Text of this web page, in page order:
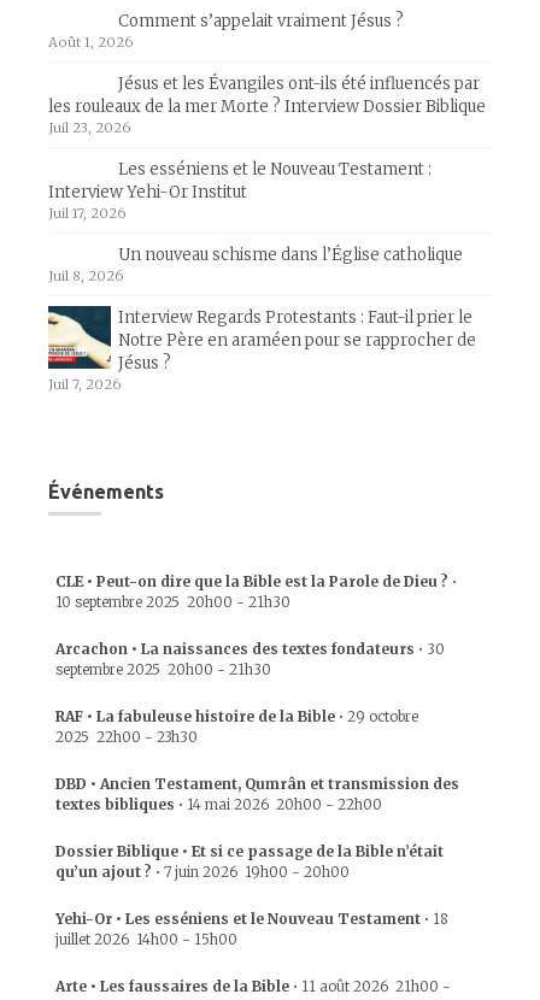
Comment s’appelait vraiment Jésus ?
Août 1, 2026
Jésus et les Évangiles ont-ils été influencés par
les rouleaux de la mer Morte ? Interview Dossier Biblique
Juil 23, 2026
Les esséniens et le Nouveau Testament :
Interview Yehi-Or Institut
Juil 17, 2026
Un nouveau schisme dans l’Église catholique
Juil 8, 2026
Interview Regards Protestants : Faut-il prier le
Notre Père en araméen pour se rapprocher de
Jésus ?
Juil 7, 2026
Événements
CLE • Peut-on dire que la Bible est la Parole de Dieu ? •
10 septembre 2025 20h00 - 21h30
Arcachon • La naissances des textes fondateurs • 30
septembre 2025 20h00 - 21h30
RAF • La fabuleuse histoire de la Bible • 29 octobre
2025 22h00 - 23h30
DBD • Ancien Testament, Qumrân et transmission des
textes bibliques • 14 mai 2026 20h00 - 22h00
Dossier Biblique • Et si ce passage de la Bible n’était
qu’un ajout ? • 7 juin 2026 19h00 - 20h00
Yehi-Or • Les esséniens et le Nouveau Testament • 18
juillet 2026 14h00 - 15h00
Arte • Les faussaires de la Bible • 11 août 2026 21h00 -